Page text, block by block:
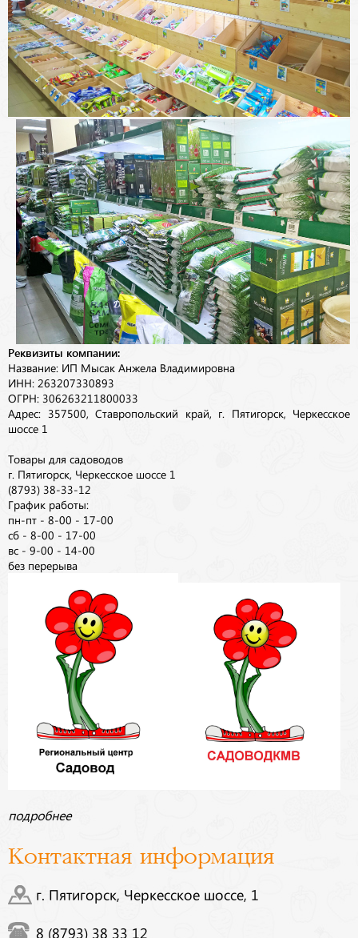
Реквизиты компании:
Название: ИП Мысак Анжела Владимировна
ИНН: 263207330893
ОГРН: 306263211800033
Адрес: 357500, Ставропольский край, г. Пятигорск, Черкесское
шоссе 1
Товары для садоводов
г. Пятигорск, Черкесское шоссе 1
(8793) 38-33-12
График работы:
пн-пт - 8-00 - 17-00
сб - 8-00 - 17-00
вс - 9-00 - 14-00
без перерыва
подробнее
Контактная информация
г. Пятигорск, Черкесское шоссе, 1
8 (8793) 38 33 12